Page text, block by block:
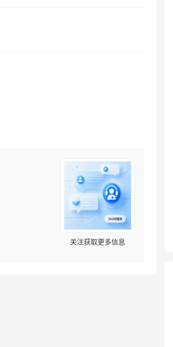
关注获取更多信息